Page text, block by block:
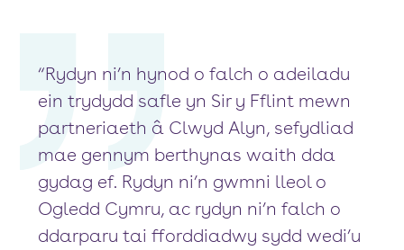
“Rydyn ni’n hynod o falch o adeiladu
ein trydydd safle yn Sir y Fflint mewn
partneriaeth â Clwyd Alyn, sefydliad
mae gennym berthynas waith dda
gydag ef. Rydyn ni’n gwmni lleol o
Ogledd Cymru, ac rydyn ni’n falch o
ddarparu tai fforddiadwy sydd wedi’u